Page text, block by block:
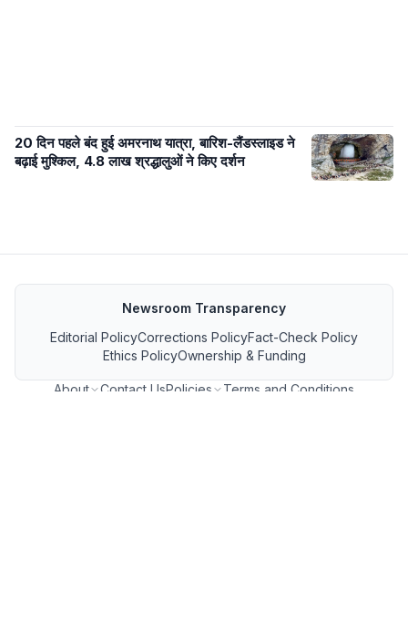
20 दिन पहले बंद हुई अमरनाथ यात्रा, बारिश-लैंडस्लाइड ने
बढ़ाई मुश्किल, 4.8 लाख श्रद्धालुओं ने किए दर्शन
Newsroom Transparency
Editorial PolicyCorrections PolicyFact-Check Policy
Ethics PolicyOwnership & Funding
About Contact UsPolicies
Terms and Conditions